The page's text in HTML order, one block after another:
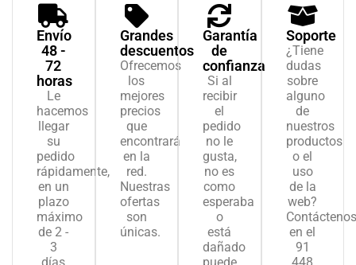
Envío
48 -
72
horas
Le
hacemos
llegar
su
pedido
rápidamente,
en un
plazo
máximo
de 2 -
3
Grandes
descuentos
Ofrecemos
los
mejores
precios
que
encontrará
en la
red.
Nuestras
ofertas
son
únicas.
Garantía
de
confianza
Si al
recibir
el
pedido
no le
gusta,
no es
como
esperaba
o
está
dañado
Soporte
¿Tiene
dudas
sobre
alguno
de
nuestros
productos
o el
uso
de la
web?
Contáctenos
en el
91